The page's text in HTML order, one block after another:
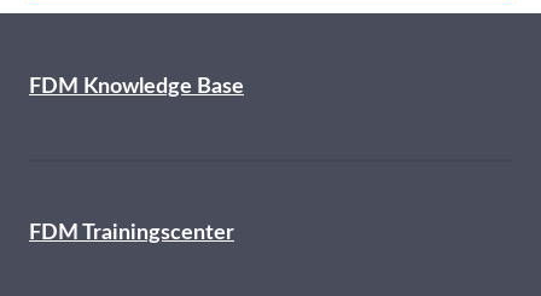
FDM Knowledge Base
FDM Trainingscenter